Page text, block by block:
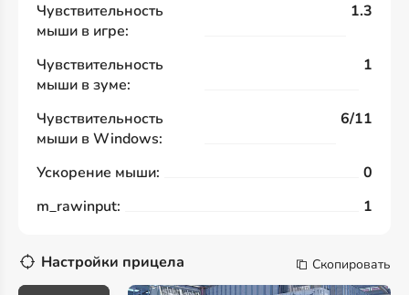
Чувствительность
мыши в игре:
1.3
Чувствительность
мыши в зуме:
1
Чувствительность
мыши в Windows:
6/11
Ускорение мыши:
0
m_rawinput:
1
Настройки прицела Скопировать